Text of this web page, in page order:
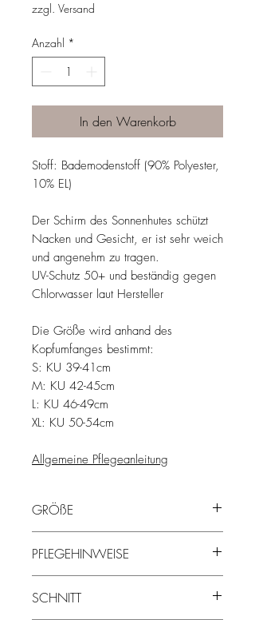
zzgl. Versand
Anzahl *
In den Warenkorb
Stoff: Bademodenstoff (90% Polyester,
10% EL)
Der Schirm des Sonnenhutes schützt
Nacken und Gesicht, er ist sehr weich
und angenehm zu tragen.
UV-Schutz 50+ und beständig gegen
Chlorwasser laut Hersteller
Die Größe wird anhand des
Kopfumfanges bestimmt:
S: KU 39-41cm
M: KU 42-45cm
L: KU 46-49cm
XL: KU 50-54cm
Allgemeine Pflegeanleitung
GRÖßE
Kopfumfanges bestimmt:
S: KU 39-41cm
M: KU 42-45cm
L: KU 46-49cm
PFLEGEHINWEISE
kein Trocknen (der Druck behält länger
SCHNITT